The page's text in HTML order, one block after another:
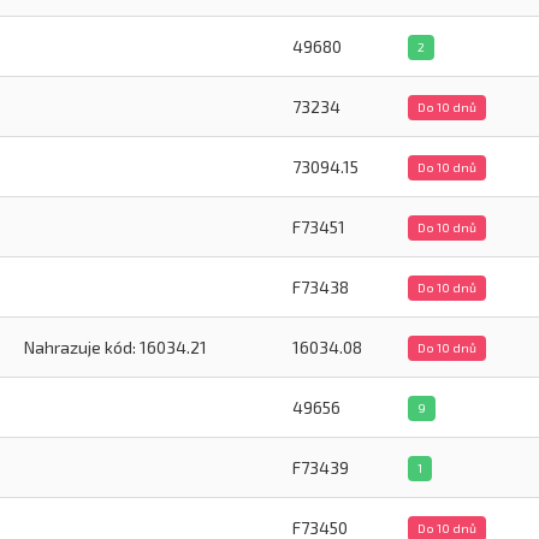
49680 2
73234 Do 10 dnů
73094.15 Do 10 dnů
F73451 Do 10 dnů
F73438 Do 10 dnů
Nahrazuje kód: 16034.21 16034.08 Do 10 dnů
49656 9
F73439 1
F73450 Do 10 dnů